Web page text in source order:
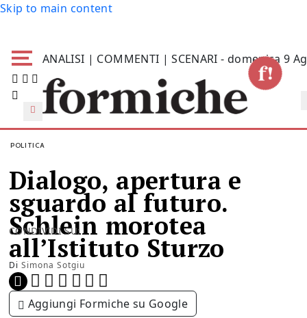
Skip to main content
ANALISI | COMMENTI | SCENARI - domenica 9
POLITICA
Dialogo, apertura e
sguardo al futuro.
Schlein morotea
all’Istituto Sturzo
Di Simona Sotgiu
CONDIVIDI SU:
Aggiungi Formiche su Google